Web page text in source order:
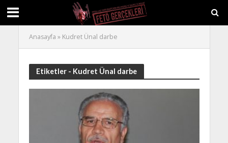
Anasayfa » Kudret Ünal darbe
Etiketler - Kudret Ünal darbe